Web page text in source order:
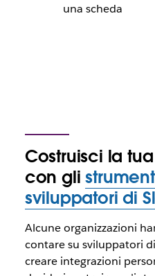
una scheda
Costruisci la
con gli
sviluppatori di
Alcune organizzazioni
contare su sviluppatori
creare integrazioni